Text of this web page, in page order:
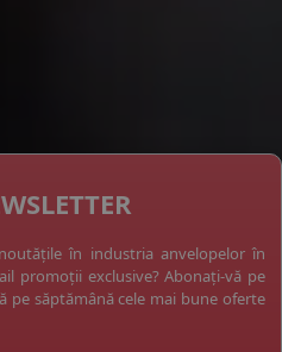
în industria anvelopelor în
promoții exclusive? Abonați-vă pe
pe săptămână cele mai bune oferte